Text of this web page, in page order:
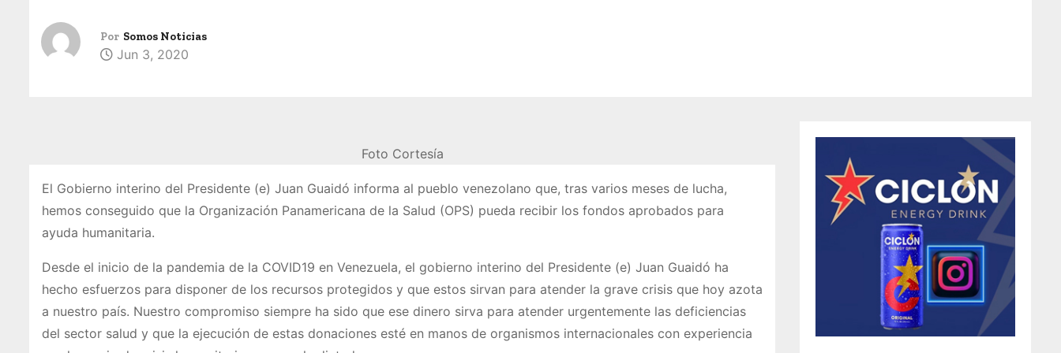
Por Somos Noticias
Jun 3, 2020
Foto Cortesía
El Gobierno interino del Presidente (e) Juan Guaidó informa al pueblo venezolano que, tras varios meses de lucha,
hemos conseguido que la Organización Panamericana de la Salud (OPS) pueda recibir los fondos aprobados para
ayuda humanitaria.
Desde el inicio de la pandemia de la COVID19 en Venezuela, el gobierno interino del Presidente (e) Juan Guaidó ha
hecho esfuerzos para disponer de los recursos protegidos y que estos sirvan para atender la grave crisis que hoy azota
a nuestro país. Nuestro compromiso siempre ha sido que ese dinero sirva para atender urgentemente las deficiencias
del sector salud y que la ejecución de estas donaciones esté en manos de organismos internacionales con experiencia